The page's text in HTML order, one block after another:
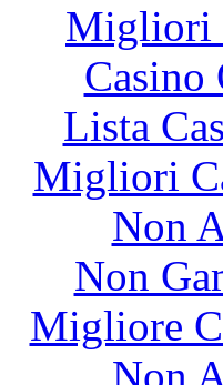
Migliori
Lista
Migliori
Non
Non
Migliore
Non